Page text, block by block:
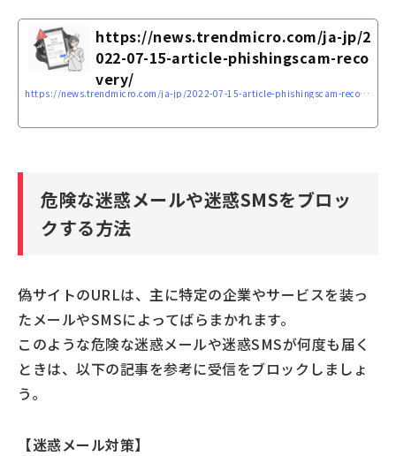
https://news.trendmicro.com/ja-jp/2
022-07-15-article-phishingscam-reco
very/
https://news.trendmicro.com/ja-jp/2022-07-15-article-phishingscam-recovery/
危険な迷惑メールや迷惑SMSをブロッ
クする方法
偽サイトのURLは、主に特定の企業やサービスを装っ
たメールやSMSによってばらまかれます。
このような危険な迷惑メールや迷惑SMSが何度も届く
ときは、以下の記事を参考に受信をブロックしましょ
う。
【迷惑メール対策】